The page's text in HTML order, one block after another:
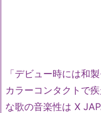
「デビュー時には和
カラーコンタクトで
な歌の音楽性は X